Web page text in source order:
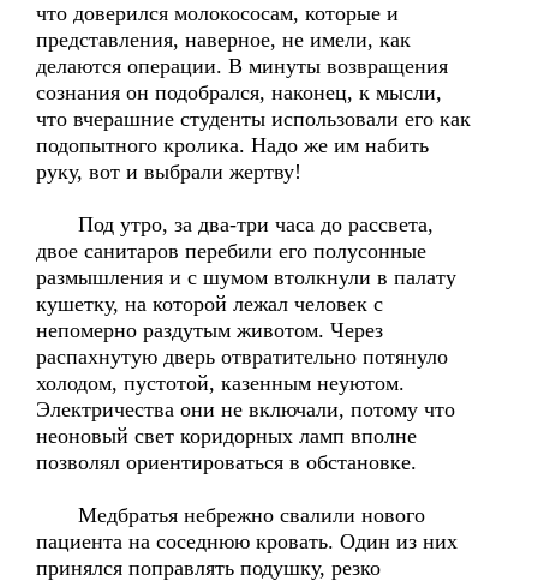
что доверился молокососам, которые и
представления, наверное, не имели, как
делаются операции. В минуты возвращения
сознания он подобрался, наконец, к мысли,
что вчерашние студенты использовали его как
подопытного кролика. Надо же им набить
руку, вот и выбрали жертву!
Под утро, за два-три часа до рассвета,
двое санитаров перебили его полусонные
размышления и с шумом втолкнули в палату
кушетку, на которой лежал человек с
непомерно раздутым животом. Через
распахнутую дверь отвратительно потянуло
холодом, пустотой, казенным неуютом.
Электричества они не включали, потому что
неоновый свет коридорных ламп вполне
позволял ориентироваться в обстановке.
Медбратья небрежно свалили нового
пациента на соседнюю кровать. Один из них
принялся поправлять подушку, резко